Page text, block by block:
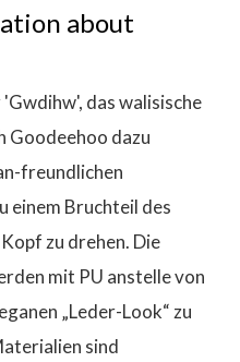
about
das walisische
Goodeehoo dazu
freundlichen
einem Bruchteil des
zu drehen. Die
mit PU anstelle von
„Leder-Look“ zu
sind